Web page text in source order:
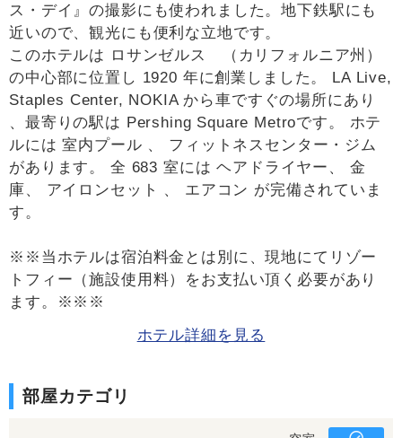
ス・デイ』の撮影にも使われました。地下鉄駅にも
近いので、観光にも便利な立地です。
このホテルは ロサンゼルス （カリフォルニア州）
の中心部に位置し 1920 年に創業しました。 LA Live,
Staples Center, NOKIA から車ですぐの場所にあり
、最寄りの駅は Pershing Square Metroです。 ホテ
ルには 室内プール 、 フィットネスセンター・ジム
があります。 全 683 室には ヘアドライヤー、 金
庫、 アイロンセット 、 エアコン が完備されていま
す。
※※当ホテルは宿泊料金とは別に、現地にてリゾー
トフィー（施設使用料）をお支払い頂く必要があり
ます。※※※
ホテル詳細を見る
部屋カテゴリ